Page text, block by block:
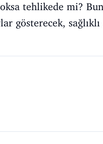
tehlikede mi?
gösterecek,